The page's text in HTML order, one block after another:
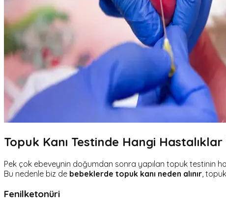
Topuk Kanı Testinde Hangi
Pek çok ebeveynin doğumdan sonra yapılan topuk testinin
Bu nedenle biz de bebeklerde topuk kanı neden alınır,
Fenilketonüri